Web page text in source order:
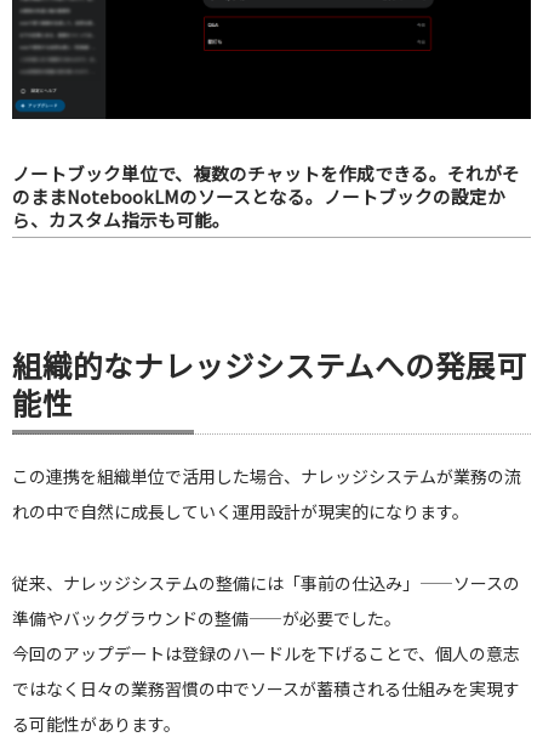
ノートブック単位で、複数のチャットを作成できる。それがそ
のままNotebookLMのソースとなる。ノートブックの設定か
ら、カスタム指示も可能。
組織的なナレッジシステムへの発展可
能性
この連携を組織単位で活用した場合、ナレッジシステムが業務の流
れの中で自然に成長していく運用設計が現実的になります。
従来、ナレッジシステムの整備には「事前の仕込み」——ソースの
準備やバックグラウンドの整備——が必要でした。
今回のアップデートは登録のハードルを下げることで、個人の意志
ではなく日々の業務習慣の中でソースが蓄積される仕組みを実現す
る可能性があります。